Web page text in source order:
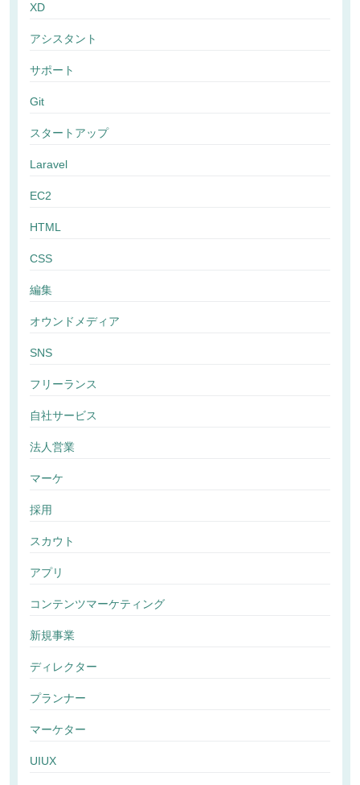
XD
アシスタント
サポート
Git
スタートアップ
Laravel
EC2
HTML
CSS
編集
オウンドメディア
SNS
フリーランス
自社サービス
法人営業
マーケ
採用
スカウト
アプリ
コンテンツマーケティング
新規事業
ディレクター
プランナー
マーケター
UIUX